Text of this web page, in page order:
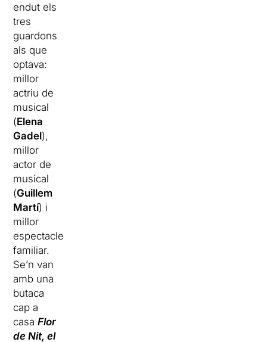
endut els
tres
guardons
als que
optava:
millor
actriu de
musical
(Elena
Gadel),
millor
actor de
musical
(Guillem
Martí) i
millor
espectacle
familiar.
Se’n van
amb una
butaca
cap a
casaFlor
de Nit, el